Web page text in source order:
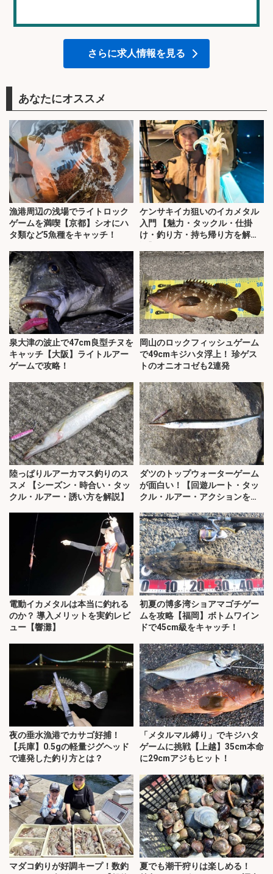
さらに求人情報を見る
あなたにオススメ
漁港周辺の浅場でライトロック
ゲームを満喫【京都】シオにハ
タ類など5魚種をキャッチ！
ケンサキイカ狙いのイカメタル
入門 【魅力・タックル・仕掛
け・釣り方・持ち帰り方を解
泉大津の波止で47cm良型チヌを
キャッチ【大阪】ライトルアー
ゲームで攻略！
岡山のロックフィッシュゲーム
で49cmキジハタ浮上！ 珍ゲス
トのオニオコゼも2連発
陸っぱりルアーカマス釣りのス
スメ 【シーズン・時合い・タッ
クル・ルアー・誘い方を解説】
ダツのトップウォーターゲーム
が面白い！【回遊ルート・タッ
クル・ルアー・アクションを解
電動イカメタルは本当に釣れる
のか？ 導入メリットを実釣レビ
ュー【響灘】
初夏の博多湾ショアマゴチゲー
ムを攻略【福岡】ボトムワイン
ドで45cm級をキャッチ！
夜の垂水漁港でカサゴ好捕！
【兵庫】0.5gの軽量ジグヘッド
で連発した釣り方とは？
「メタルマル縛り」でキジハタ
ゲームに挑戦【上越】35cm本命
に29cmアジもヒット！
マダコ釣りが好調キープ！数釣
夏でも潮干狩りは楽しめる！